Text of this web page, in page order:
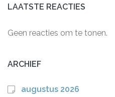
LAATSTE REACTIES
Geen reacties om te tonen.
ARCHIEF
augustus 2026